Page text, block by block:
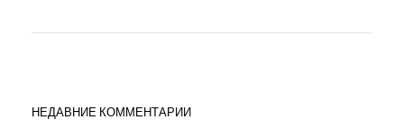
НЕДАВНИЕ КОММЕНТАРИИ